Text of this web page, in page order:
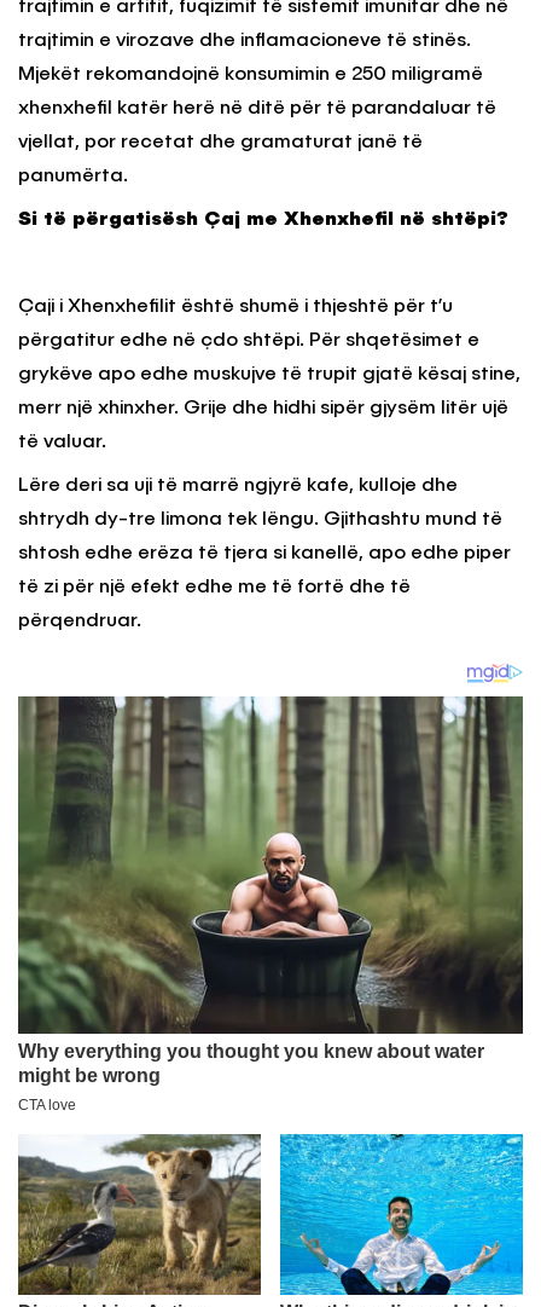
trajtimin e artitit, fuqizimit të sistemit imunitar dhe në
trajtimin e virozave dhe inflamacioneve të stinës.
Mjekët rekomandojnë konsumimin e 250 miligramë
xhenxhefil katër herë në ditë për të parandaluar të
vjellat, por recetat dhe gramaturat janë të
panumërta.
Si të përgatisësh Çaj me Xhenxhefil në shtëpi?
Çaji i Xhenxhefilit është shumë i thjeshtë për t’u
përgatitur edhe në çdo shtëpi. Për shqetësimet e
grykëve apo edhe muskujve të trupit gjatë kësaj stine,
merr një xhinxher. Grije dhe hidhi sipër gjysëm litër ujë
të valuar.
Lëre deri sa uji të marrë ngjyrë kafe, kulloje dhe
shtrydh dy-tre limona tek lëngu. Gjithashtu mund të
shtosh edhe erëza të tjera si kanellë, apo edhe piper
të zi për një efekt edhe me të fortë dhe të
përqendruar.